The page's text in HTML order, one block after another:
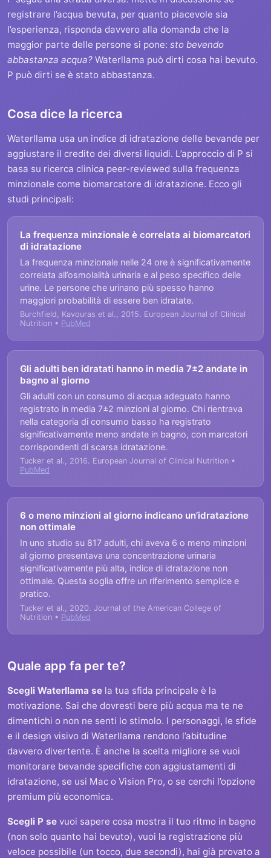
registrare l’acqua bevuta, per quanto piacevole sia
l’esperienza, risponda davvero alla domanda che la
maggior parte delle persone si pone: sto bevendo
abbastanza acqua? Waterllama può dirti cosa hai bevuto.
P può dirti se è stato abbastanza.
Cosa dice la ricerca
Waterllama usa un indice di idratazione delle bevande per
aggiustare il credito dei diversi liquidi. L’approccio di P si
basa su ricerca clinica peer-reviewed sulla frequenza
minzionale come biomarcatore di idratazione. Ecco gli
studi principali:
La frequenza minzionale è correlata ai biomarcatori
di idratazione
La frequenza minzionale nelle 24 ore è significativamente
correlata all’osmolalità urinaria e al peso specifico delle
urine. Le persone che urinano più spesso hanno
maggiori probabilità di essere ben idratate.
Burchfield, Kavouras et al., 2015. European Journal of Clinical
Nutrition • PubMed
Gli adulti ben idratati hanno in media 7±2 andate in
bagno al giorno
Gli adulti con un consumo di acqua adeguato hanno
registrato in media 7±2 minzioni al giorno. Chi rientrava
nella categoria di consumo basso ha registrato
significativamente meno andate in bagno, con marcatori
corrispondenti di scarsa idratazione.
Tucker et al., 2016. European Journal of Clinical Nutrition •
PubMed
6 o meno minzioni al giorno indicano un’idratazione
non ottimale
In uno studio su 817 adulti, chi aveva 6 o meno minzioni
al giorno presentava una concentrazione urinaria
significativamente più alta, indice di idratazione non
ottimale. Questa soglia offre un riferimento semplice e
pratico.
Tucker et al., 2020. Journal of the American College of
Nutrition • PubMed
Quale app fa per te?
Scegli Waterllama se la tua sfida principale è la
motivazione. Sai che dovresti bere più acqua ma te ne
dimentichi o non ne senti lo stimolo. I personaggi, le sfide
e il design visivo di Waterllama rendono l’abitudine
davvero divertente. È anche la scelta migliore se vuoi
monitorare bevande specifiche con aggiustamenti di
idratazione, se usi Mac o Vision Pro, o se cerchi l’opzione
premium più economica.
Scegli P se vuoi sapere cosa mostra il tuo ritmo in bagno
(non solo quanto hai bevuto), vuoi la registrazione più
veloce possibile (un tocco, due secondi), hai già provato a